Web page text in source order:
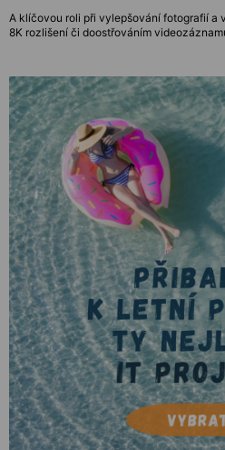
A klíčovou roli při vylepšování fotografií a
8K rozlišení či doostřováním